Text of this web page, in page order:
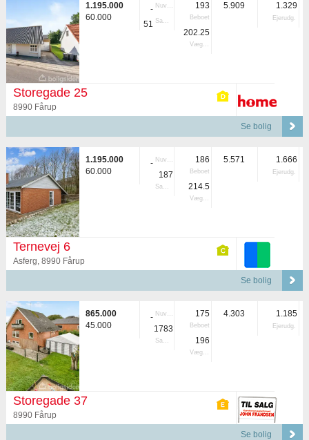
1.195.000
60.000
- Nuvær.
51 Samlet
193
Beboet
202.25
Vægtet
5.909 1.329
Ejerudg.
Storegade 25
8990 Fårup
Se bolig
1.195.000
60.000
- Nuvær.
187
Samlet
186
Beboet
214.5
Vægtet
5.571 1.666
Ejerudg.
Ternevej 6
Asferg, 8990 Fårup
Se bolig
865.000
45.000
- Nuvær.
1783
Samlet
175
Beboet
196
Vægtet
4.303 1.185
Ejerudg.
Storegade 37
8990 Fårup
Se bolig